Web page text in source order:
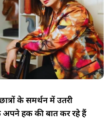
के समर्थन में उतरी
अपने हक की बात कर रहे हैं